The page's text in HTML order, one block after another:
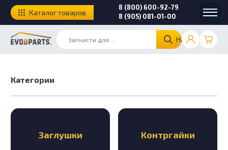
Найти
8 (800) 600-92-79
8 (905) 081-01-00
Каталог товаров
Категории
Заглушки Контргайки